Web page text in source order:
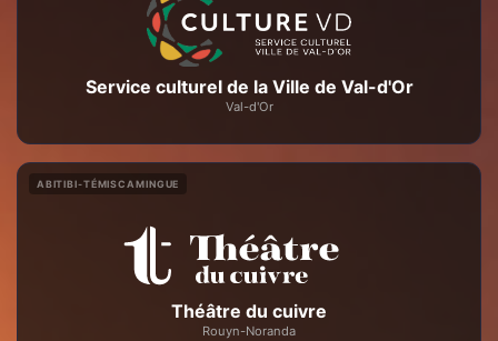
Service culturel de la Ville de Val-d'Or
Val-d'Or
ABITIBI-TÉMISCAMINGUE
Théâtre du cuivre
Rouyn-Noranda